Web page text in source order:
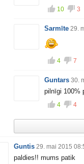
10 3
Sarmīte 29.
4 7
Guntars 30.
pilnīgi 100%
4 4
Guntis 29. mai 2015
paldies!! mums patik